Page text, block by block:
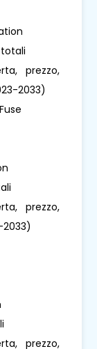
prezzo,
2033)
prezzo,
prezzo,